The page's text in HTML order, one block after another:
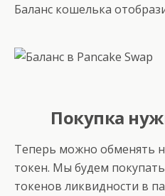
Баланс кошелька
Покупка
Теперь можно обменять
токен. Мы будем
токенов ликвидности в